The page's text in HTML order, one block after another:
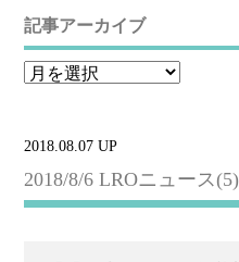
記事アーカイブ
2018.08.07 UP
2018/8/6 LROニュース(5)